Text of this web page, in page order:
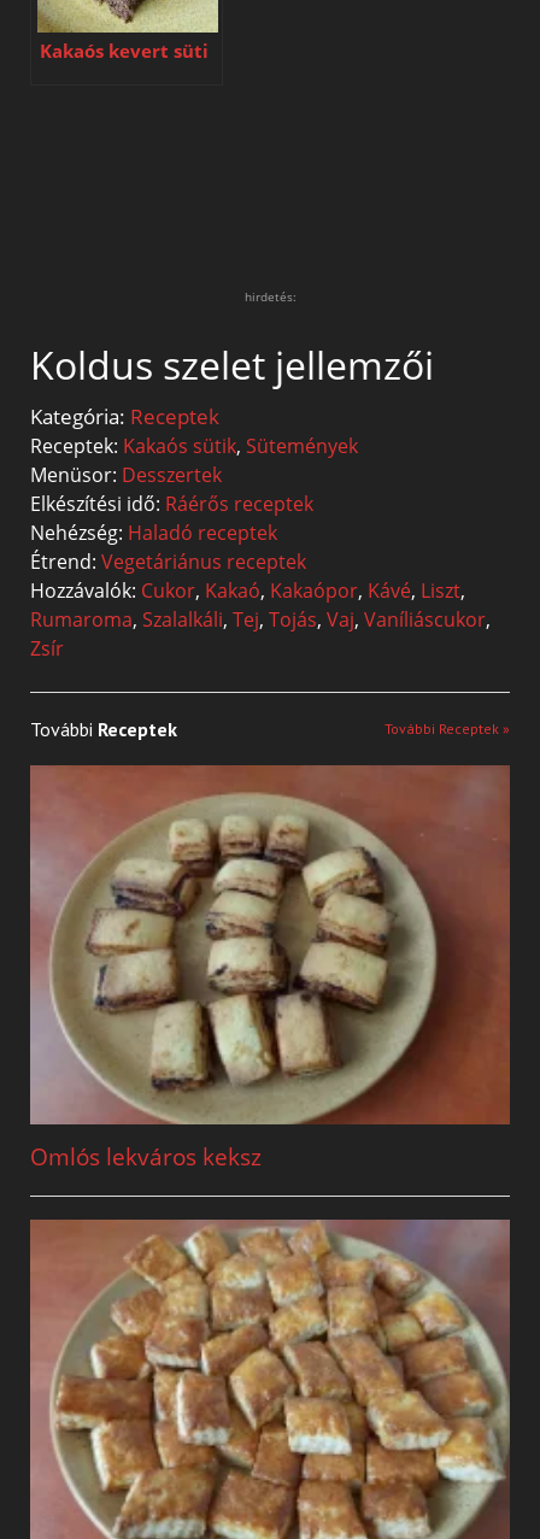
Kakaós kevert süti
hirdetés:
Koldus szelet jellemzői
Kategória: Receptek
Receptek: Kakaós sütik, Sütemények
Menüsor: Desszertek
Elkészítési idő: Ráérős receptek
Nehézség: Haladó receptek
Étrend: Vegetáriánus receptek
Hozzávalók: Cukor, Kakaó, Kakaópor, Kávé, Liszt,
Rumaroma, Szalalkáli, Tej, Tojás, Vaj, Vaníliáscukor,
Zsír
További Receptek További Receptek »
Omlós lekváros keksz